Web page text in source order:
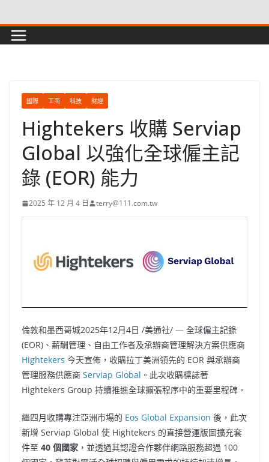
to
content
國際 工商 科技 財經
Hightekers 收購 Serviap
Global 以強化全球僱主記
錄 (EOR) 能力
2025 年 12 月 4 日 terry@111.com.tw
倫敦和墨西哥城2025年12月4日 /美通社/ — 全球僱主記錄
(EOR)、薪酬管理、自由工作者及承辦商管理解決方案供應商
Hightekers 今天宣佈，收購拉丁美洲領先的 EOR 與承辦商
管理服務供應商 Serviap Global 。此次收購標誌著
Hightekers Group 持續推進全球擴張程序中的重要里程碑。
繼四月收購專注亞洲市場的 Eos Global Expansion 後，此次
新增 Serviap Global 使 Hightekers 的直接營運版圖擴充套
件至 40 個國家 ，並透過其認證合作夥伴網路服務超過 100